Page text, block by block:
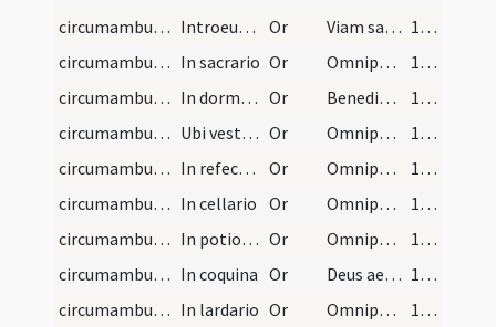
circumambulation/ad introitum/2
Introeuntes in basilicam Or Viam sanctorum omnium ... locum istum sanctorum martyrum tuorum ... paradisi introire.
119 (74)
circumambulation/sacrarium/3 In sacrario Or Omnipotens et misericors Deus qui sacerdotibus tuis prae ceteris ... pacis ingressus.
119 (74)
circumambulation/dormitorium/4
In dormitorio Or Benedic Domine hoc famulorum tuorum dormitorium ... innixus scalae.
120 (75)
circumambulation/vestiarium/5
Ubi vestimenta conservantur. Or Omnipotens et misericors Deus qui populo tuo ex Aegypto ... clementer conservet.
120 (75)
circumambulation/refectorium/6
In refectorio Or Omnipotens et misericors Deus qui famulos tuos alis ... esse mereamur.
120 (75)
circumambulation/cellarium/promptuarium/7 In cellario Or Omnipotens et misericors Deus qui per cuncta diffusus ... largiter infundat.
120 (75)
circumambulation/potionarium/8
In potionario Or Omnipotens et misericors Deus sempiterna dulcedo ... gloria sempiterna.
120 (75)
circumambulation/coquina/9 In coquina Or Deus aeterne ante cuius conspectum assistunt ... animam benedictione.
121
circumambulation/lardarium/10 In lardario Or Omnipotens et misericors Deus qui necessitatem humani generis ... merito non depereat.
121